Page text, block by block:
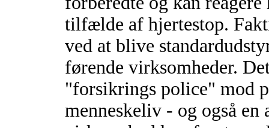
tilfælde af hjertestop.
ved at blive
førende virksomheder.
"forsikrings police" mod
menneskeliv - og også en